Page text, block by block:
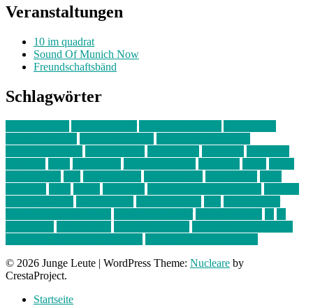
Veranstaltungen
10 im quadrat
Sound Of Munich Now
Freundschaftsbänd
Schlagwörter
© 2026 Junge Leute | WordPress Theme: Nucleare by
CrestaProject.
Startseite